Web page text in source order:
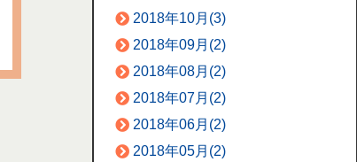
2018年10月(3)
2018年09月(2)
2018年08月(2)
2018年07月(2)
2018年06月(2)
2018年05月(2)